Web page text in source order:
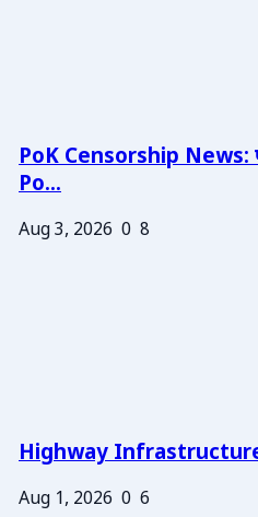
PoK Censorship News:
Po...
Aug 3, 2026 0 8
Highway Infrastructure
Aug 1, 2026 0 6